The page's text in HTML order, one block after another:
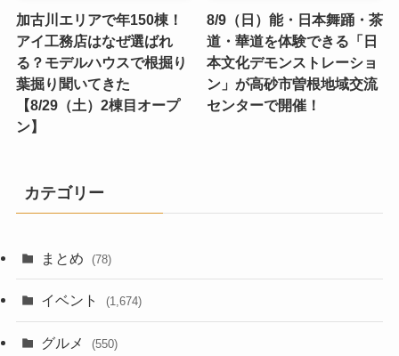
加古川エリアで年150棟！
アイ工務店はなぜ選ばれ
る？モデルハウスで根掘り
葉掘り聞いてきた
【8/29（土）2棟目オープ
ン】
8/9（日）能・日本舞踊・茶
道・華道を体験できる「日
本文化デモンストレーショ
ン」が高砂市曽根地域交流
センターで開催！
カテゴリー
まとめ (78)
イベント (1,674)
グルメ (550)